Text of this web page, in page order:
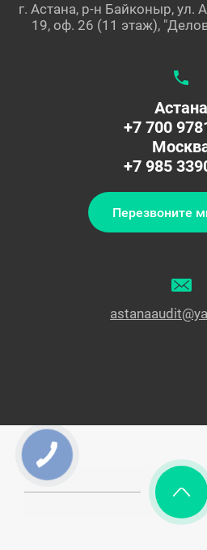
г. Астана, р-н Байконыр, ул.
19, оф. 26 (11 этаж),
Астана
+7 700
+7 985
Перезвоните